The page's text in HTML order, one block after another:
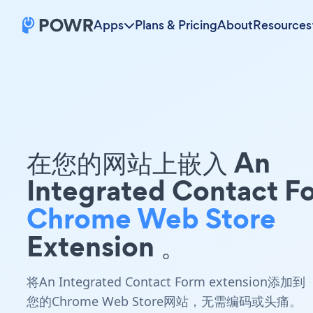
Apps Plans & PricingAboutResources
在您的网站上嵌入 An
Integrated Contact
Chrome Web Store
Extension 。
将An Integrated Contact Form extension添加到
您的Chrome Web Store网站，无需编码或头痛。